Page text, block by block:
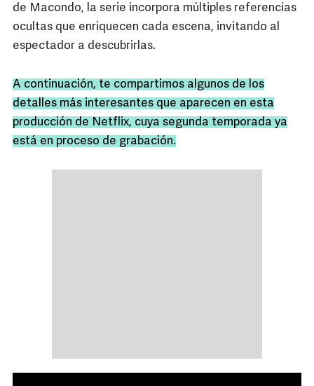
de Macondo, la serie incorpora múltiples referencias
ocultas que enriquecen cada escena, invitando al
espectador a descubrirlas.
A continuación, te compartimos algunos de los
detalles más interesantes que aparecen en esta
producción de Netflix, cuya segunda temporada ya
está en proceso de grabación.